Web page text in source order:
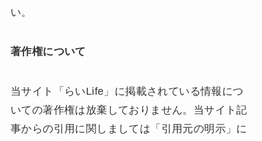
い。
著作権について
当サイト「らいLife」に掲載されている情報につ
いての著作権は放棄しておりません。当サイト記
事からの引用に関しましては「引用元の明示」に